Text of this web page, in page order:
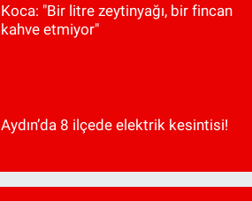
Koca: "Bir litre zeytinyağı, bir fincan
kahve etmiyor"
Aydın’da 8 ilçede elektrik kesintisi!